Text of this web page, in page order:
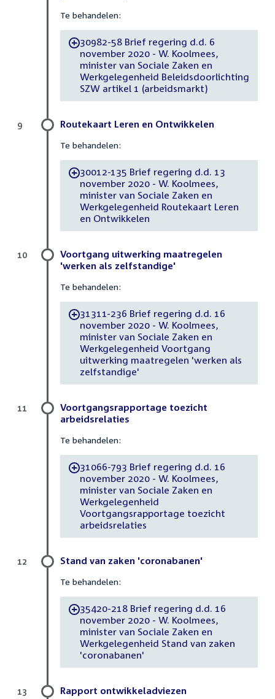
Te behandelen:
-30982-58 Brief regering d.d. 6
november 2020 - W. Koolmees,
minister van Sociale Zaken en
Werkgelegenheid Beleidsdoorlichting
SZW artikel 1 (arbeidsmarkt)
Routekaart Leren en Ontwikkelen
Te behandelen:
-30012-135 Brief regering d.d. 13
november 2020 - W. Koolmees,
minister van Sociale Zaken en
Werkgelegenheid Routekaart Leren
en Ontwikkelen
9
Voortgang uitwerking maatregelen
'werken als zelfstandige'
Te behandelen:
-31311-236 Brief regering d.d. 16
november 2020 - W. Koolmees,
minister van Sociale Zaken en
Werkgelegenheid Voortgang
uitwerking maatregelen 'werken als
zelfstandige'
10
Voortgangsrapportage toezicht
arbeidsrelaties
Te behandelen:
-31066-793 Brief regering d.d. 16
november 2020 - W. Koolmees,
minister van Sociale Zaken en
Werkgelegenheid
Voortgangsrapportage toezicht
arbeidsrelaties
11
Stand van zaken 'coronabanen'
Te behandelen:
-35420-218 Brief regering d.d. 16
november 2020 - W. Koolmees,
minister van Sociale Zaken en
Werkgelegenheid Stand van zaken
'coronabanen'
12
Rapport ontwikkeladviezen
13